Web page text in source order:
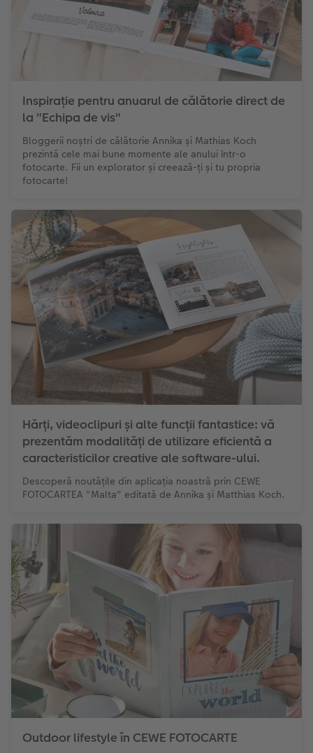
Inspirație pentru anuarul de călătorie direct de
la "Echipa de vis"
Bloggerii noștri de călătorie Annika și Mathias Koch
prezintă cele mai bune momente ale anului într-o
fotocarte. Fii un explorator și creează-ți și tu propria
fotocarte!
Hărți, videoclipuri și alte funcții fantastice: vă
prezentăm modalități de utilizare eficientă a
caracteristicilor creative ale software-ului.
Descoperă noutățile din aplicația noastră prin CEWE
FOTOCARTEA "Malta" editată de Annika și Matthias Koch.
Outdoor lifestyle în CEWE FOTOCARTE